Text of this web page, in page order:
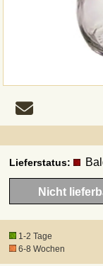
Lieferstatus:
Nicht
1-2 Tage
6-8 Wochen